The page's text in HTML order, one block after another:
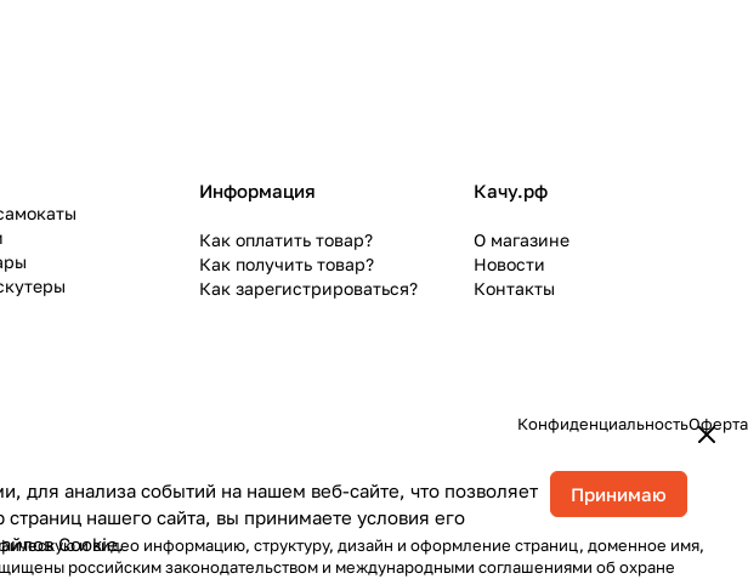
Информация
Как оплатить товар?
Как получить товар?
Как зарегистрироваться?
Качу.рф
О магазине
Новости
Контакты
КонфиденциальностьОферта
и видео информацию, структуру, дизайн и оформление страниц, доменное имя,
российским законодательством и международными соглашениями об охране
для анализа событий на нашем веб-сайте, что позволяет
нашего сайта, вы принимаете условия его
Cookie.
Принимаю